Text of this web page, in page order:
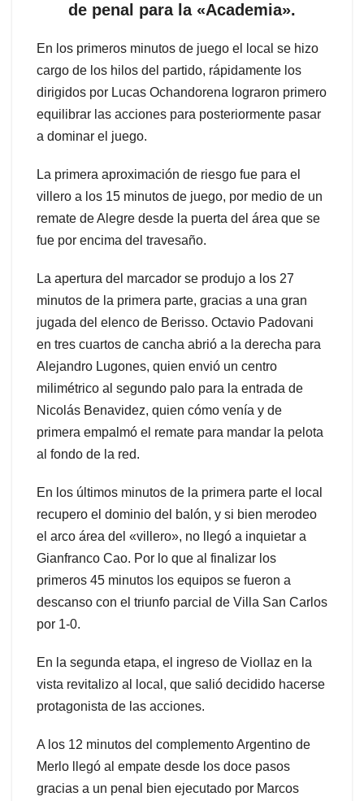
de penal para la «Academia».
En los primeros minutos de juego el local se hizo
cargo de los hilos del partido, rápidamente los
dirigidos por Lucas Ochandorena lograron primero
equilibrar las acciones para posteriormente pasar
a dominar el juego.
La primera aproximación de riesgo fue para el
villero a los 15 minutos de juego, por medio de un
remate de Alegre desde la puerta del área que se
fue por encima del travesaño.
La apertura del marcador se produjo a los 27
minutos de la primera parte, gracias a una gran
jugada del elenco de Berisso. Octavio Padovani
en tres cuartos de cancha abrió a la derecha para
Alejandro Lugones, quien envió un centro
milimétrico al segundo palo para la entrada de
Nicolás Benavidez, quien cómo venía y de
primera empalmó el remate para mandar la pelota
al fondo de la red.
En los últimos minutos de la primera parte el local
recupero el dominio del balón, y si bien merodeo
el arco área del «villero», no llegó a inquietar a
Gianfranco Cao. Por lo que al finalizar los
primeros 45 minutos los equipos se fueron a
descanso con el triunfo parcial de Villa San Carlos
por 1-0.
En la segunda etapa, el ingreso de Viollaz en la
vista revitalizo al local, que salió decidido hacerse
protagonista de las acciones.
A los 12 minutos del complemento Argentino de
Merlo llegó al empate desde los doce pasos
gracias a un penal bien ejecutado por Marcos